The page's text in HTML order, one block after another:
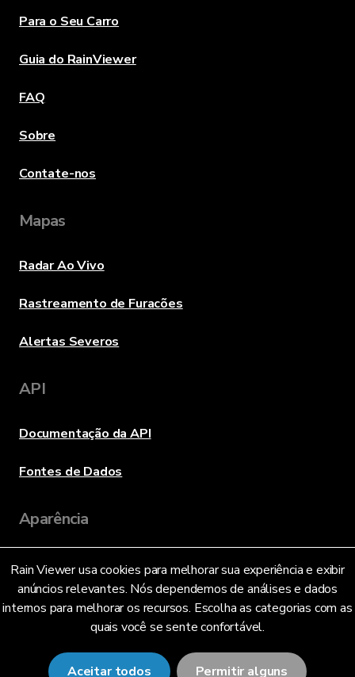
Rain Viewer usa cookies para melhorar sua experiência e exibir
anúncios relevantes. Nós dependemos de análises e dados
internos para melhorar os recursos. Escolha as categorias com as
quais você se sente confortável.
Aceitar todos Permitir alguns
Para o Seu Carro
Guia do RainViewer
FAQ
Sobre
Contate-nos
Mapas
Radar Ao Vivo
Rastreamento de Furacões
Alertas Severos
API
Documentação da API
Fontes de Dados
Aparência
Idioma
Português Brasileiro (BR)